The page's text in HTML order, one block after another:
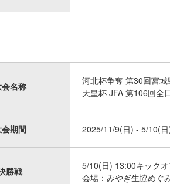
会名称
河北杯争奪 第30回宮
天皇杯 JFA 第106回全
会期間 2025/11/9(日) - 5/10(
勝戦
5/10(日) 13:00キック
会場：みやぎ生協めぐ